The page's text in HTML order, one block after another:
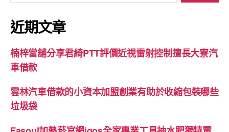
關
鍵
字:
近期文章
楠梓當舖分享君綺PTT評價近視雷射控制擅長大寮汽
車借款
雲林汽車借款的小資本加盟創業有助於收縮包裝哪些
垃圾袋